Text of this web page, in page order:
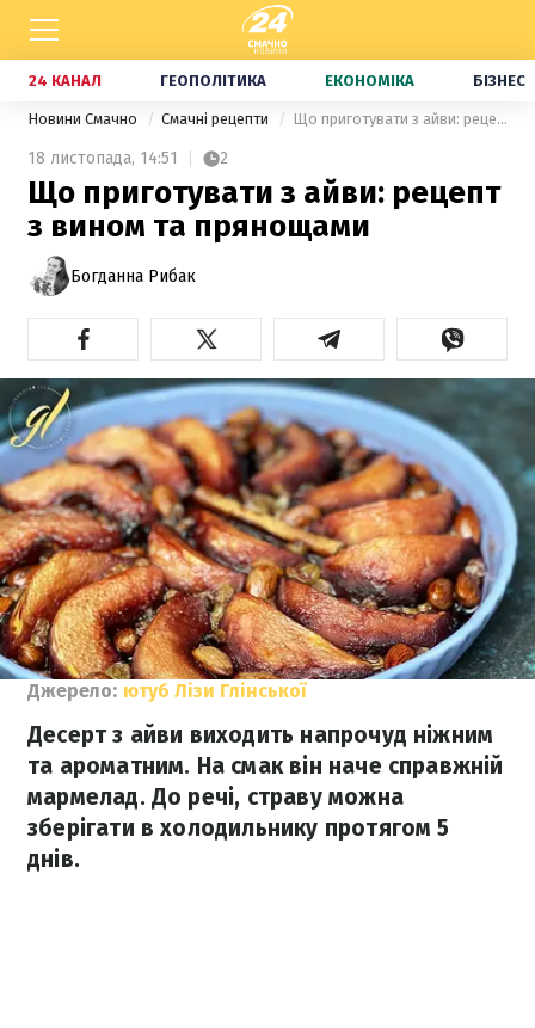
24 КАНАЛ ГЕОПОЛІТИКА ЕКОНОМІКА БІЗНЕС
Новини Смачно Смачні рецепти Що приготувати з айви: рецепт з вином та прянощами
18 листопада, 14:51 2
Що приготувати з айви: рецепт
з вином та прянощами
Богданна Рибак
Джерело: ютуб Лізи Глінської
Десерт з айви виходить напрочуд ніжним
та ароматним. На смак він наче справжній
мармелад. До речі, страву можна
зберігати в холодильнику протягом 5
днів.